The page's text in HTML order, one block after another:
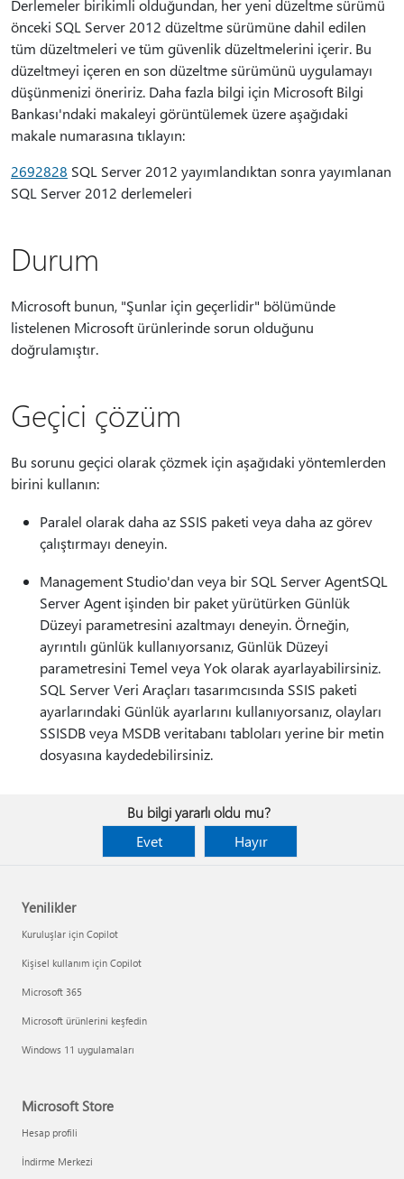
Derlemeler birikimli olduğundan, her yeni düzeltme sürümü
önceki SQL Server 2012 düzeltme sürümüne dahil edilen
tüm düzeltmeleri ve tüm güvenlik düzeltmelerini içerir. Bu
düzeltmeyi içeren en son düzeltme sürümünü uygulamayı
düşünmenizi öneririz. Daha fazla bilgi için Microsoft Bilgi
Bankası'ndaki makaleyi görüntülemek üzere aşağıdaki
makale numarasına tıklayın:
2692828 SQL Server 2012 yayımlandıktan sonra yayımlanan
SQL Server 2012 derlemeleri
Durum
Microsoft bunun, "Şunlar için geçerlidir" bölümünde
listelenen Microsoft ürünlerinde sorun olduğunu
doğrulamıştır.
Geçici çözüm
Bu sorunu geçici olarak çözmek için aşağıdaki yöntemlerden
birini kullanın:
Paralel olarak daha az SSIS paketi veya daha az görev
çalıştırmayı deneyin.
Management Studio'dan veya bir SQL Server AgentSQL
Server Agent işinden bir paket yürütürken Günlük
Düzeyi parametresini azaltmayı deneyin. Örneğin,
ayrıntılı günlük kullanıyorsanız, Günlük Düzeyi
parametresini Temel veya Yok olarak ayarlayabilirsiniz.
SQL Server Veri Araçları tasarımcısında SSIS paketi
ayarlarındaki Günlük ayarlarını kullanıyorsanız, olayları
SSISDB veya MSDB veritabanı tabloları yerine bir metin
dosyasına kaydedebilirsiniz.
Bu bilgi yararlı oldu mu?
Evet
Hayır
Yenilikler
Kuruluşlar için Copilot
Kişisel kullanım için Copilot
Microsoft 365
Microsoft ürünlerini keşfedin
Windows 11 uygulamaları
Microsoft Store
Hesap profili
İndirme Merkezi